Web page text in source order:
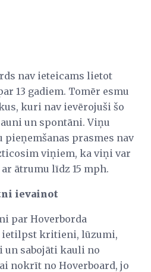
nav ieteicams lietot
13 gadiem. Tomēr esmu
kuri nav ievērojuši šo
un spontāni. Viņu
prasmes nav
viņiem, ka viņi var
ātrumu līdz 15 mph.
ievainot
par Hoverborda
ietilpst kritieni, lūzumi,
un sabojāti kauli no
nokrīt no Hoverboard, jo